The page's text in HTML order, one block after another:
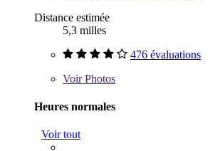
Distance estimée
5,3 milles
476 évaluations
VoirPhotos
Heures normales
Voir tout